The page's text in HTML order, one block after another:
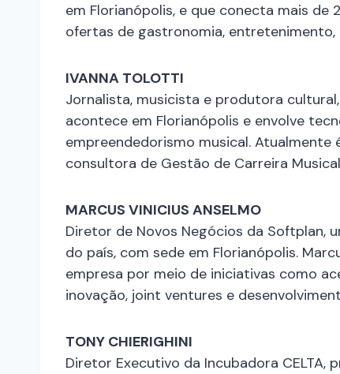
em Florianópolis, e que conecta mais
ofertas de gastronomia,
IVANNA TOLOTTI
Jornalista, musicista e produtora
acontece em Florianópolis e envolve
empreendedorismo musical.
consultora de Gestão de Carreira Musical
MARCUS VINICIUS ANSELMO
Diretor de Novos Negócios da Softplan,
do país, com sede em Florianópolis.
empresa por meio de iniciativas como
inovação, joint ventures e
TONY CHIERIGHINI
Diretor Executivo da Incubadora